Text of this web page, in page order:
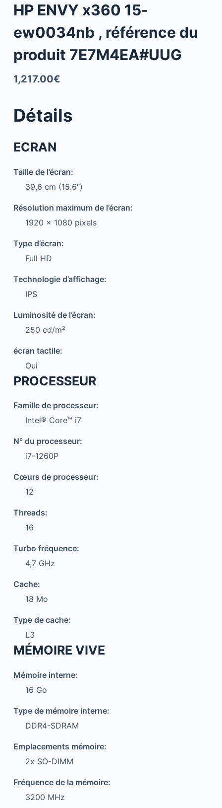
HP ENVY x360 15-
ew0034nb , référence du
produit 7E7M4EA#UUG
1,217.00€
Détails
ECRAN
Taille de l’écran:
39,6 cm (15.6″)
Résolution maximum de l’écran:
1920 x 1080 pixels
Type d’écran:
Full HD
Technologie d’affichage:
IPS
Luminosité de l’écran:
250 cd/m²
écran tactile:
Oui
PROCESSEUR
Famille de processeur:
Intel® Core™ i7
N° du processeur:
i7-1260P
Cœurs de processeur:
12
Threads:
16
Turbo fréquence:
4,7 GHz
Cache:
18 Mo
Type de cache:
L3
MÉMOIRE VIVE
Mémoire interne:
16 Go
Type de mémoire interne:
DDR4-SDRAM
Emplacements mémoire:
2x SO-DIMM
Fréquence de la mémoire:
3200 MHz